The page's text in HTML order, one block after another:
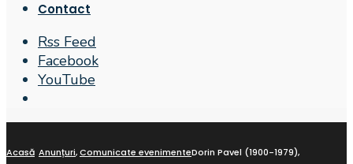
Contact
Rss Feed
Facebook
YouTube
Acasă Anunțuri,Comunicate evenimenteDorin Pavel (1900-1979),